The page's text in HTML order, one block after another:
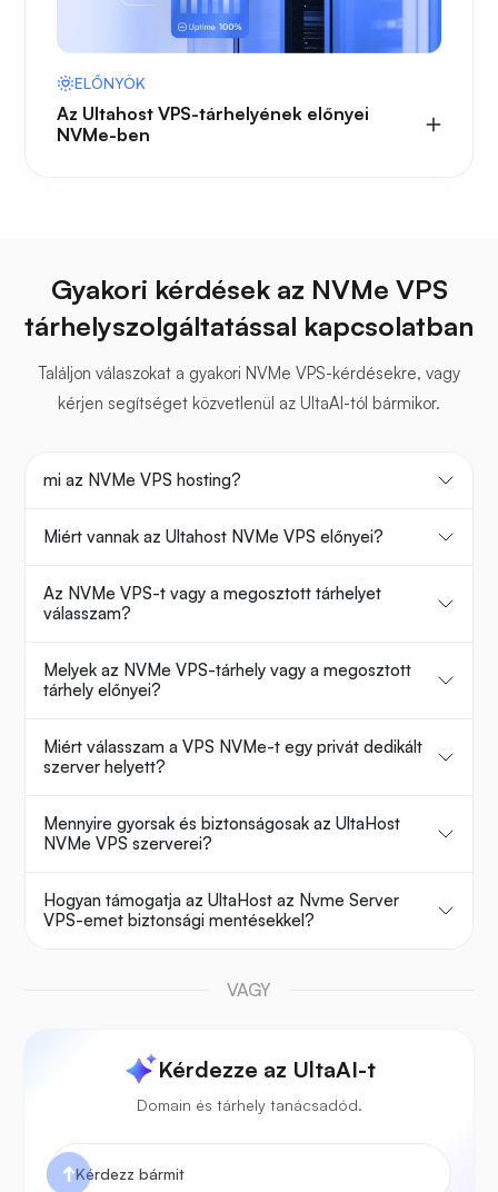
ELŐNYÖK
Az Ultahost VPS-tárhelyének előnyei
NVMe-ben
Gyakori kérdések az NVMe VPS
tárhelyszolgáltatással kapcsolatban
Találjon válaszokat a gyakori NVMe VPS-kérdésekre, vagy
kérjen segítséget közvetlenül az UltaAI-tól bármikor.
mi az NVMe VPS hosting?
Miért vannak az Ultahost NVMe VPS előnyei?
Az NVMe VPS-t vagy a megosztott tárhelyet
válasszam?
Melyek az NVMe VPS-tárhely vagy a megosztott
tárhely előnyei?
Miért válasszam a VPS NVMe-t egy privát dedikált
szerver helyett?
Mennyire gyorsak és biztonságosak az UltaHost
NVMe VPS szerverei?
Hogyan támogatja az UltaHost az Nvme Server
VPS-emet biztonsági mentésekkel?
VAGY
Kérdezze az UltaAI-t
Domain és tárhely tanácsadód.